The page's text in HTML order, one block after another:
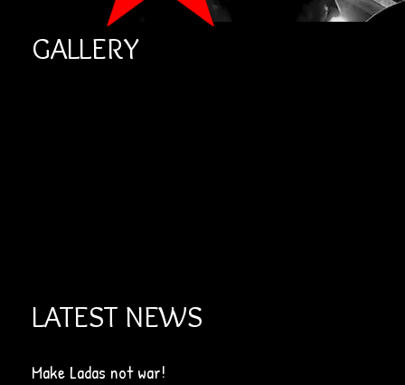
GALLERY
LATEST NEWS
Make Ladas not war!